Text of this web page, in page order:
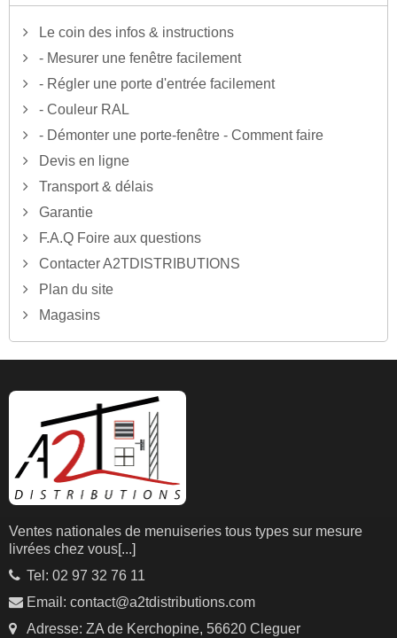
Le coin des infos & instructions
- Mesurer une fenêtre facilement
- Régler une porte d'entrée facilement
- Couleur RAL
- Démonter une porte-fenêtre - Comment faire
Devis en ligne
Transport & délais
Garantie
F.A.Q Foire aux questions
Contacter A2TDISTRIBUTIONS
Plan du site
Magasins
Ventes nationales de menuiseries tous types sur mesure
livrées chez vous[...]
Tel: 02 97 32 76 11
Email: contact@a2tdistributions.com
Adresse: ZA de Kerchopine, 56620 Cleguer